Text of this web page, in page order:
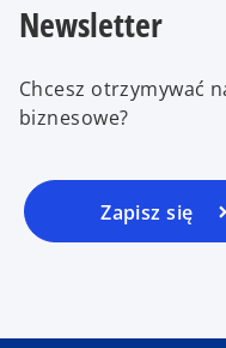
Newsletter
Chcesz otrzymywać
biznesowe?
Zapisz się